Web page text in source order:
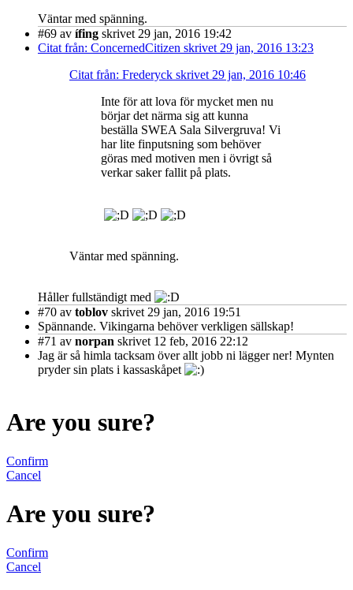
Väntar med spänning.
#69 av ífing skrivet 29 jan, 2016 19:42
Citat från: ConcernedCitizen skrivet 29 jan, 2016 13:23
Citat från: Frederyck skrivet 29 jan, 2016 10:46
Inte för att lova för mycket men nu
börjar det närma sig att kunna
beställa SWEA Sala Silvergruva! Vi
har lite finputsning som behöver
göras med motiven men i övrigt så
verkar saker fallit på plats.
Väntar med spänning.
Håller fullständigt med
#70 av toblov skrivet 29 jan, 2016 19:51
Spännande. Vikingarna behöver verkligen sällskap!
#71 av norpan skrivet 12 feb, 2016 22:12
Jag är så himla tacksam över allt jobb ni lägger ner! Mynten
pryder sin plats i kassaskåpet
Are you sure?
Confirm
Cancel
Are you sure?
Confirm
Cancel